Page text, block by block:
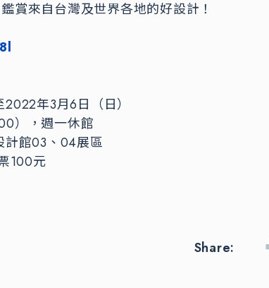
賞來自台灣及世界各地的好設計！
年3月6日（日）
），週一休館
計館03、04展區
100元
Share: